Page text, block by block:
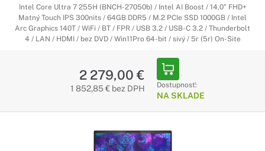
Intel Core Ultra 7 255H (BNCH-27050b) / Intel AI Boost / 14,0" FHD+
Matný Touch IPS 300nits / 64GB DDR5 / M.2 PCIe SSD 1000GB / Intel
Arc Graphics 140T / WiFi / BT / FPR / USB 3.2 / USB-C 3.2 / Thunderbolt
4 / LAN / HDMI / bez DVD / Win11Pro 64-bit / sivý / 5r (5r) On-Site
2 279,00 €
1 852,85 € bez DPH Dostupnosť:
NA SKLADE